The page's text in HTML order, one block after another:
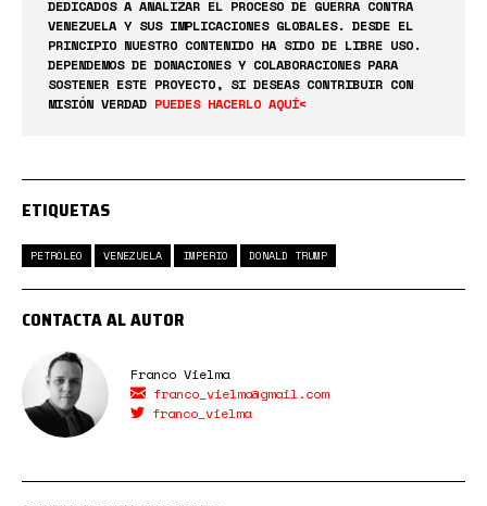
DEDICADOS A ANALIZAR EL PROCESO DE GUERRA CONTRA
VENEZUELA Y SUS IMPLICACIONES GLOBALES. DESDE EL
PRINCIPIO NUESTRO CONTENIDO HA SIDO DE LIBRE USO.
DEPENDEMOS DE DONACIONES Y COLABORACIONES PARA
SOSTENER ESTE PROYECTO, SI DESEAS CONTRIBUIR CON
MISIÓN VERDAD PUEDES HACERLO AQUÍ<
ETIQUETAS
PETRÓLEO VENEZUELA IMPERIO DONALD TRUMP
CONTACTA AL AUTOR
Franco Vielma
franco_vielma@gmail.com
franco_vielma